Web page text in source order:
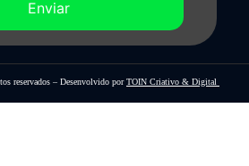
Enviar
reservados – Desenvolvido porTOIN Criativo & Digital